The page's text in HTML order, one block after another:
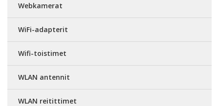
Webkamerat
WiFi-adapterit
Wifi-toistimet
WLAN antennit
WLAN reitittimet